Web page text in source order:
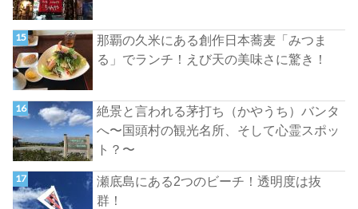
那覇の久米にある創作日本蕎麦「みつま
る」でランチ！えび天の美味さに驚き！
絶景と言われる茅打ち（かやうち）バンタ
へ〜国頭村の観光名所、そして心霊スポッ
ト？〜
瀬底島にある2つのビーチ！透明度は抜
群！